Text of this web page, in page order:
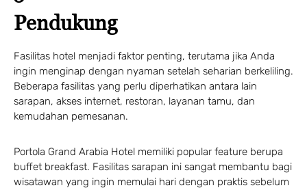
Pendukung
Fasilitas hotel menjadi faktor penting, terutama jika Anda
ingin menginap dengan nyaman setelah seharian berkeliling.
Beberapa fasilitas yang perlu diperhatikan antara lain
sarapan, akses internet, restoran, layanan tamu, dan
kemudahan pemesanan.
Portola Grand Arabia Hotel memiliki popular feature berupa
buffet breakfast. Fasilitas sarapan ini sangat membantu bagi
wisatawan yang ingin memulai hari dengan praktis sebelum